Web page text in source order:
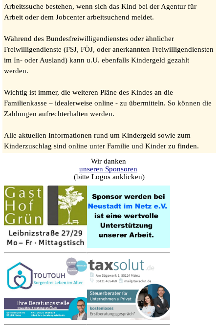
Arbeitssuche bestehen, wenn sich das Kind bei der Agentur für
Arbeit oder dem Jobcenter arbeitsuchend meldet.
Während des Bundesfreiwilligendienstes oder ähnlicher
Freiwilligendienste (FSJ, FÖJ, oder anerkannten Freiwilligendiensten
im In- oder Ausland) kann u.U. ebenfalls Kindergeld gezahlt
werden.
Wichtig ist immer, die weiteren Pläne des Kindes an die
Familienkasse – idealerweise online - zu übermitteln. So können die
Zahlungen aufrechterhalten werden.
Alle aktuellen Informationen rund um Kindergeld sowie zum
Kinderzuschlag sind online unter Familie und Kinder zu finden.
Wir danken
unseren Sponsoren
(bitte Logos anklicken)